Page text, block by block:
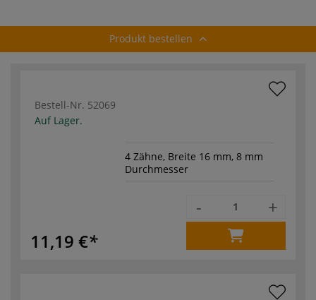
Produkt bestellen
Bestell-Nr. 52069
Auf Lager.
4 Zähne, Breite 16 mm, 8 mm
Durchmesser
11,19 €
- +